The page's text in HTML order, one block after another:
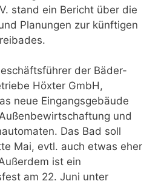
stand ein Bericht über die
Planungen zur künftigen
der Bäder-
Höxter GmbH,
neue Eingangsgebäude
und
Das Bad soll
Mai, evtl. auch etwas eher
ist ein
am 22. Juni unter